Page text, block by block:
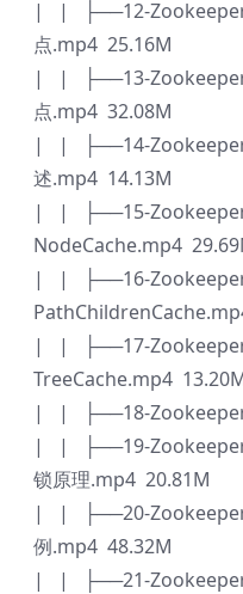
| | ├──12-Zookeeper
点.mp4 25.16M
| | ├──13-Zookeeper
点.mp4 32.08M
| | ├──14-Zookeeper
述.mp4 14.13M
| | ├──15-Zookeeper
NodeCache.mp4
| | ├──16-Zookeeper
| | ├──17-Zookeeper
TreeCache.mp4
| | ├──18-Zookeeper
| | ├──19-Zookeeper
锁原理.mp4 20.81M
| | ├──20-Zookeeper
例.mp4 48.32M
| | ├──21-Zookeeper